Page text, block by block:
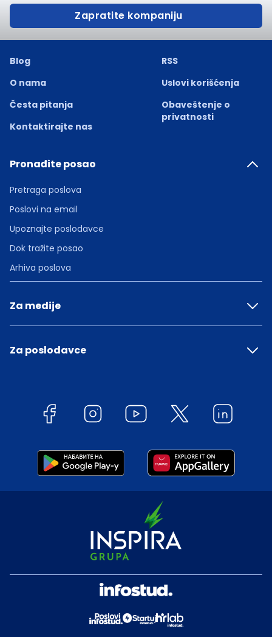
Zapratite kompaniju
Blog
O nama
Česta pitanja
Kontaktirajte nas
RSS
Uslovi korišćenja
Obaveštenje o
privatnosti
Pronađite posao
Pretraga poslova
Poslovi na email
Upoznajte poslodavce
Dok tražite posao
Arhiva poslova
Za medije
Za poslodavce